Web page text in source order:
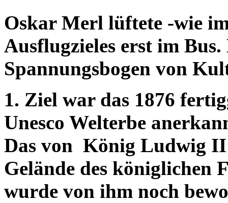
Oskar Merl lüftete -wie
Ausflugzieles erst im
Spannungsbogen von
1. Ziel war das 1876
Unesco Welterbe
Das von König Ludwig
Gelände des königlichen
wurde von ihm noch